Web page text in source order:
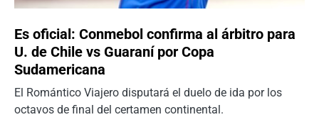
Es oficial: Conmebol confirma al árbitro para
U. de Chile vs Guaraní por Copa
Sudamericana
El Romántico Viajero disputará el duelo de ida por los
octavos de final del certamen continental.